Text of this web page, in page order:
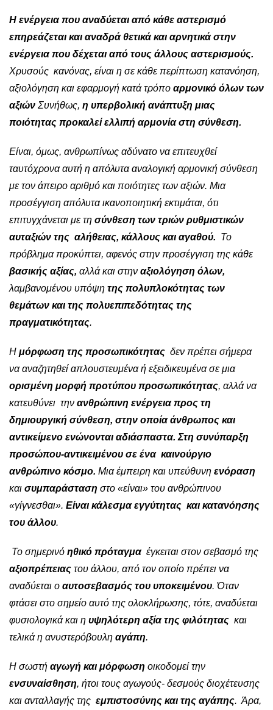
Η ενέργεια που αναδύεται από κάθε αστερισμό
επηρεάζεται και αναδρά θετικά και αρνητικά στην
ενέργεια που δέχεται από τους άλλους αστερισμούς.
Χρυσούς κανόνας, είναι η σε κάθε περίπτωση κατανόηση,
αξιολόγηση και εφαρμογή κατά τρόπο αρμονικό όλων των
αξιών Συνήθως, η υπερβολική ανάπτυξη μιας
ποιότητας προκαλεί ελλιπή αρμονία στη σύνθεση.
Είναι, όμως, ανθρωπίνως αδύνατο να επιτευχθεί
ταυτόχρονα αυτή η απόλυτα αναλογική αρμονική σύνθεση
με τον άπειρο αριθμό και ποιότητες των αξιών. Μια
προσέγγιση απόλυτα ικανοποιητική εκτιμάται, ότι
επιτυγχάνεται με τη σύνθεση των τριών ρυθμιστικών
αυταξιών της αλήθειας, κάλλους και αγαθού. Το
πρόβλημα προκύπτει, αφενός στην προσέγγιση της κάθε
βασικής αξίας, αλλά και στην αξιολόγηση όλων,
λαμβανομένου υπόψη της πολυπλοκότητας των
θεμάτων και της πολυεπιπεδότητας της
πραγματικότητας.
Η μόρφωση της προσωπικότητας δεν πρέπει σήμερα
να αναζητηθεί απλουστευμένα ή εξειδικευμένα σε μια
ορισμένη μορφή προτύπου προσωπικότητας, αλλά να
κατευθύνει την ανθρώπινη ενέργεια προς τη
δημιουργική σύνθεση, στην οποία άνθρωπος και
αντικείμενο ενώνονται αδιάσπαστα. Στη συνύπαρξη
προσώπου-αντικειμένου σε ένα καινούργιο
ανθρώπινο κόσμο. Μια έμπειρη και υπεύθυνη ενόραση
και συμπαράσταση στο «είναι» του ανθρώπινου
«γίγνεσθαι». Είναι κάλεσμα εγγύτητας και κατανόησης
του άλλου.
Το σημερινό ηθικό πρόταγμαέγκειται στον σεβασμό της
αξιοπρέπειας του άλλου, από τον οποίο πρέπει να
αναδύεται ο αυτοσεβασμός του υποκειμένου. Όταν
φτάσει στο σημείο αυτό της ολοκλήρωσης, τότε, αναδύεται
φυσιολογικά και η υψηλότερη αξία της φιλότητας και
τελικά η ανυστερόβουλη αγάπη.
Η σωστή αγωγή και μόρφωση οικοδομεί την
ενσυναίσθηση, ήτοι τους αγωγούς- δεσμούς διοχέτευσης
και ανταλλαγής της εμπιστοσύνης και της αγάπης. Άρα,